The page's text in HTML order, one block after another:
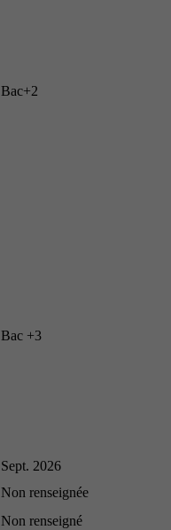
Bac+2
Bac +3
Sept. 2026
Non renseignée
Non renseigné